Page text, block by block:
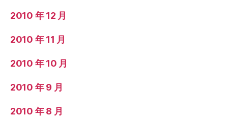
2010 年 12 月
2010 年 11 月
2010 年 10 月
2010 年 9 月
2010 年 8 月